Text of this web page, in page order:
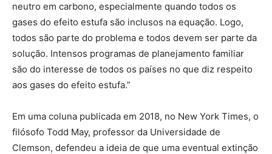
neutro em carbono, especialmente quando todos os
gases do efeito estufa são inclusos na equação. Logo,
todos são parte do problema e todos devem ser parte da
solução. Intensos programas de planejamento familiar
são do interesse de todos os países no que diz respeito
aos gases do efeito estufa.”
Em uma coluna publicada em 2018, no New York Times, o
filósofo Todd May, professor da Universidade de
Clemson, defendeu a ideia de que uma eventual extinção